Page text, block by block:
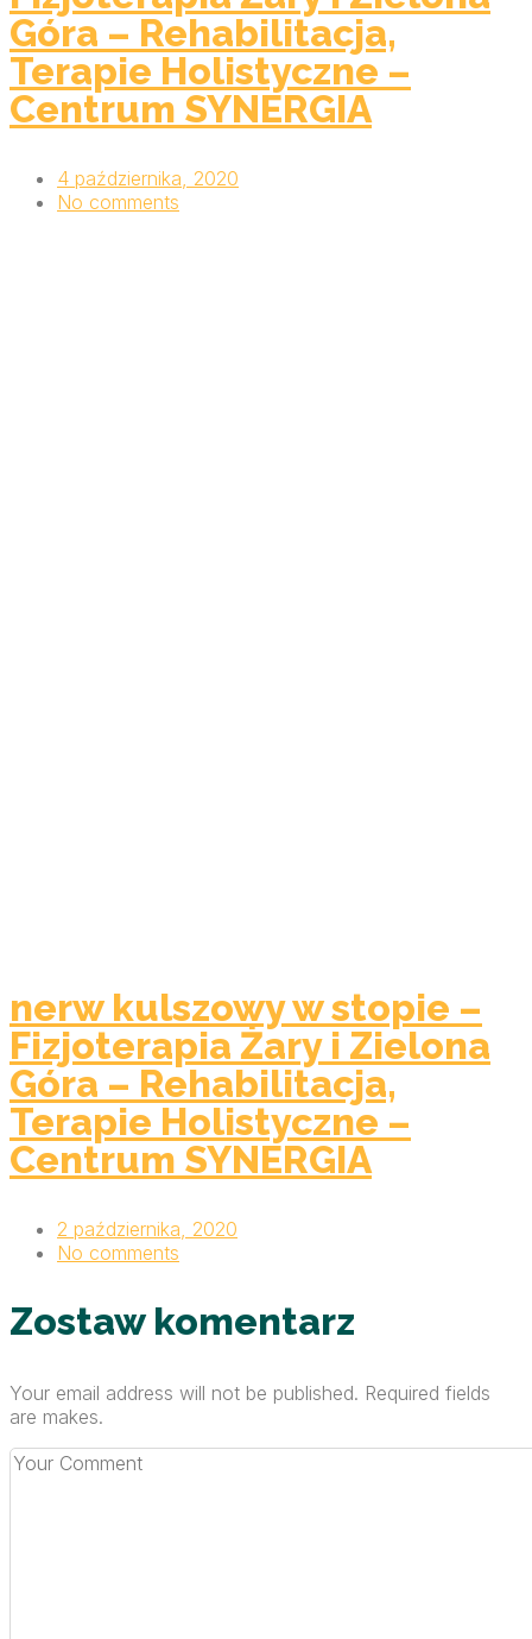
Góra – Rehabilitacja,
Terapie Holistyczne –
Centrum SYNERGIA
4 października, 2020
No comments
nerw kulszowy w stopie –
Fizjoterapia Żary i Zielona
Góra – Rehabilitacja,
Terapie Holistyczne –
Centrum SYNERGIA
2 października, 2020
No comments
Zostaw komentarz
Your email address will not be published. Required fields
are makes.